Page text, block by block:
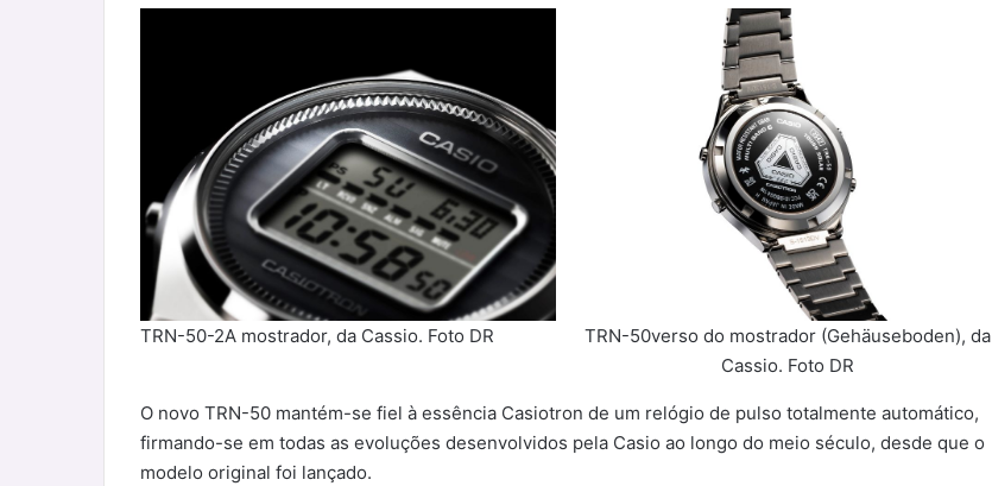
TRN-50-2A mostrador, da Cassio. Foto DR
TRN-50verso do mostrador (Gehäuseboden), da
Cassio. Foto DR
O novo TRN-50 mantém-se fiel à essência Casiotron de um relógio de pulso totalmente automático,
firmando-se em todas as evoluções desenvolvidos pela Casio ao longo do meio século, desde que o
modelo original foi lançado.